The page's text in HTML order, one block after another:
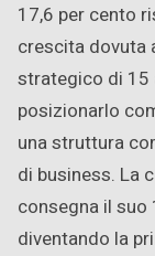
17,6 per cento
crescita dovuta
strategico di 15
posizionarlo
una struttura
di business. La
consegna il suo
diventando la